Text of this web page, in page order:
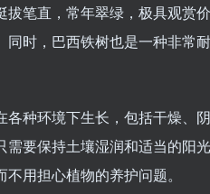
笔直，常年翠绿，极具观赏
时，巴西铁树也是一种非常
种环境下生长，包括干燥、
要保持土壤湿润和适当的阳
用担心植物的养护问题。